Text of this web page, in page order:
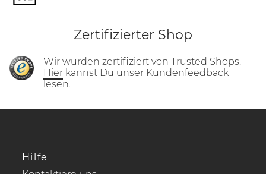
Zertifizierter Shop
Wir wurden zertifiziert von Trusted Shops.
Hier kannst Du unser Kundenfeedback
lesen.
Hilfe